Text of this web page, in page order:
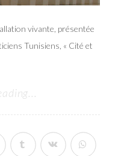
vivante, présentée
Tunisiens, « Cité et